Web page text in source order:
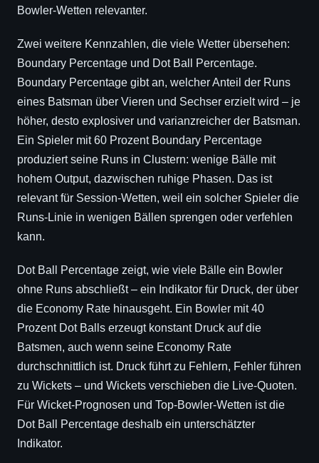
Bowler-Wetten relevanter.
Zwei weitere Kennzahlen, die viele Wetter übersehen:
Boundary Percentage und Dot Ball Percentage.
Boundary Percentage gibt an, welcher Anteil der Runs
eines Batsman über Vieren und Sechser erzielt wird – je
höher, desto explosiver und varianzreicher der Batsman.
Ein Spieler mit 60 Prozent Boundary Percentage
produziert seine Runs in Clustern: wenige Bälle mit
hohem Output, dazwischen ruhige Phasen. Das ist
relevant für Session-Wetten, weil ein solcher Spieler die
Runs-Linie in wenigen Bällen sprengen oder verfehlen
kann.
Dot Ball Percentage zeigt, wie viele Bälle ein Bowler
ohne Runs abschließt – ein Indikator für Druck, der über
die Economy Rate hinausgeht. Ein Bowler mit 40
Prozent Dot Balls erzeugt konstant Druck auf die
Batsmen, auch wenn seine Economy Rate
durchschnittlich ist. Druck führt zu Fehlern, Fehler führen
zu Wickets – und Wickets verschieben die Live-Quoten.
Für Wicket-Prognosen und Top-Bowler-Wetten ist die
Dot Ball Percentage deshalb ein unterschätzter
Indikator.